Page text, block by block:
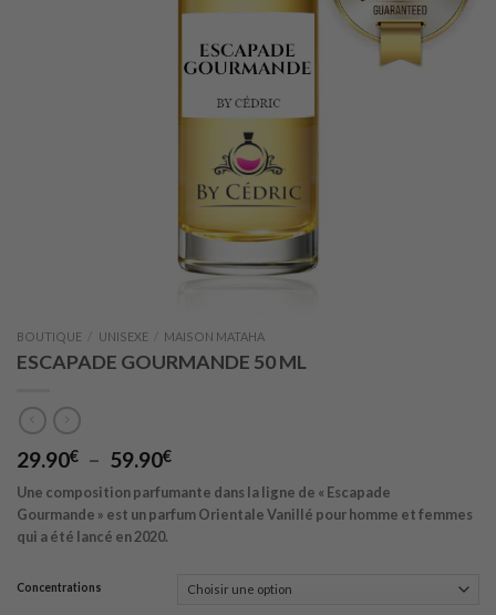
BOUTIQUE UNISEXE MAISON MATAHA
ESCAPADE GOURMANDE 50 ML
29.90€ – 59.90€Plage
prix :
29.90€
Une composition parfumante dans la ligne de « Escapade
Gourmande » est un parfum Orientale Vanillé pour homme et femmes
qui a été lancé en 2020.
Concentrations